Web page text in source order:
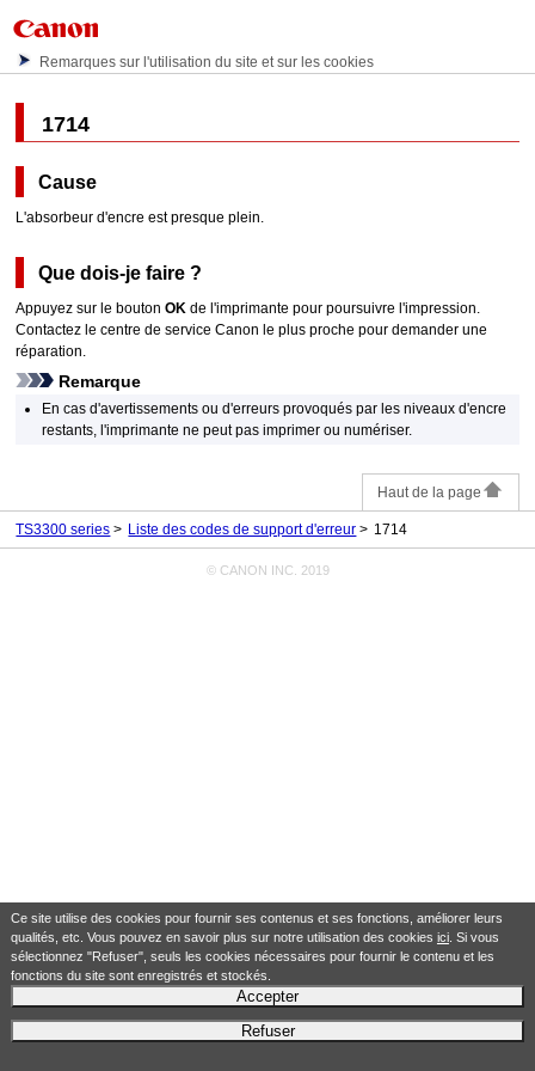
Ce site utilise des cookies pour fournir ses contenus et ses fonctions, améliorer leurs
qualités, etc. Vous pouvez en savoir plus sur notre utilisation des cookies ici. Si vous
sélectionnez "Refuser", seuls les cookies nécessaires pour fournir le contenu et les
fonctions du site sont enregistrés et stockés.
Accepter
Refuser
Remarques sur l'utilisation du site et sur les cookies
1714
Cause
L'absorbeur d'encre est presque plein.
Que dois-je faire ?
Appuyez sur le boutonOK de l'imprimante pour poursuivre l'impression.
Contactez le centre de serviceCanon le plus proche pour demander une
réparation.
Remarque
En cas d'avertissements ou d'erreurs provoqués par les niveaux d'encre
restants, l'imprimante ne peut pas imprimer ou numériser.
Haut de la page
TS3300 series Liste des codes de support d'erreur 1714
© CANON INC. 2019